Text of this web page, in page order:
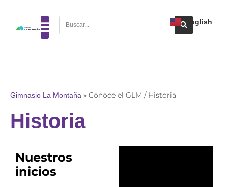
English
Gimnasio La Montaña » Conoce el GLM / Historia
Historia
Nuestros
inicios